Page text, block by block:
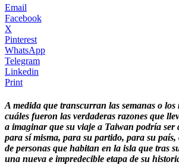
Email
Facebook
X
Pinterest
WhatsApp
Telegram
Linkedin
Print
A medida que transcurran las semanas o los
cuáles fueron las verdaderas razones que
a imaginar que su viaje a Taiwan podría ser
para sí misma, para su partido, para su
de personas que habitan en la isla que tras
una nueva e impredecible etapa de su